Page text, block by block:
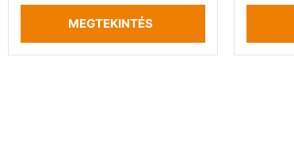
MEGTEKINTÉS